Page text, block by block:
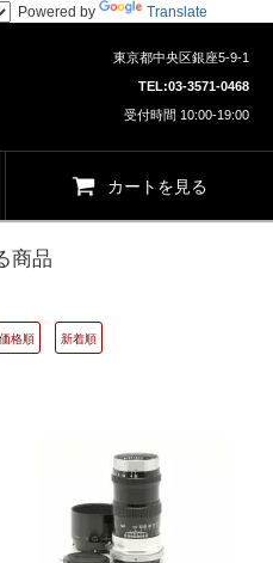
Powered by Translate
東京都中央区銀座5-9-1
TEL:03-3571-0468
受付時間 10:00-19:00
カートを見る
商品
価格順 新着順